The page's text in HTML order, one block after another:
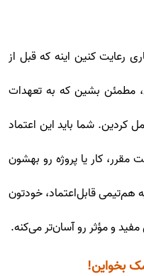
رعایت کنین اینه که قبل از
مطمئن بشین که به تعهدات
کردین. شما باید این اعتماد
مقرر، کار یا پروژه رو بهشون
هم‌تیمی قابل‌اعتماد، خودتون
مفید و مؤثر رو آسان‌تر می‌کنه.
بخواین!